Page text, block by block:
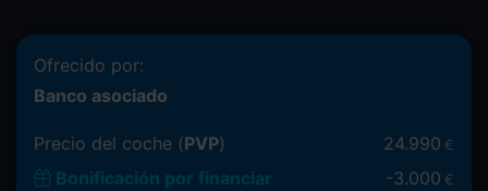
Ofrecido por:
Banco asociado
Precio del coche (PVP) 24.990 €
Bonificación por financiar -3.000 €